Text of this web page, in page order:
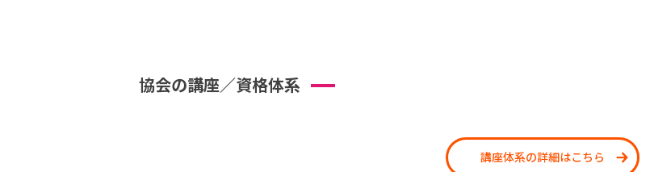
協会の講座／資格体系
講座体系の詳細はこちら